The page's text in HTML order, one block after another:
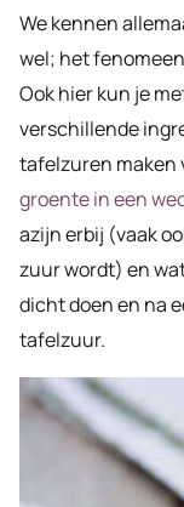
We kennen
wel; het
Ook hier kun je
verschillende
tafelzuren maken
groente in een
azijn erbij (vaak
zuur wordt) en
dicht doen en na
tafelzuur.